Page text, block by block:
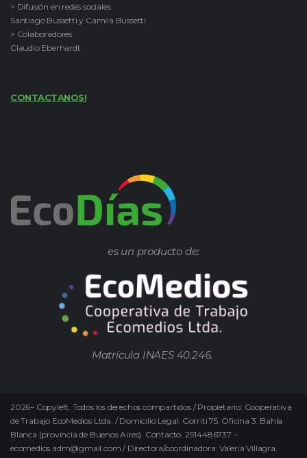
> Difusión en redes sociales
Santiago Bussetti y Camila Bussetti
> Colaboradores
Claudio Eberhardt
CONTACTANOS!
es un producto de:
Matrícula INAES 40.246.
2026– Copyleft. Todos los derechos compartidos / Propietario: Cooperativa
de Trabajo EcoMedios Ltda. / Domicilio Legal: Gorriti 75. Oficina 3. Bahía
Blanca (provincia de Buenos Aires). Contacto. 2914486737 –
ecomedios.adm@gmail.com / Directora/coordinadora: Valeria Villagra.